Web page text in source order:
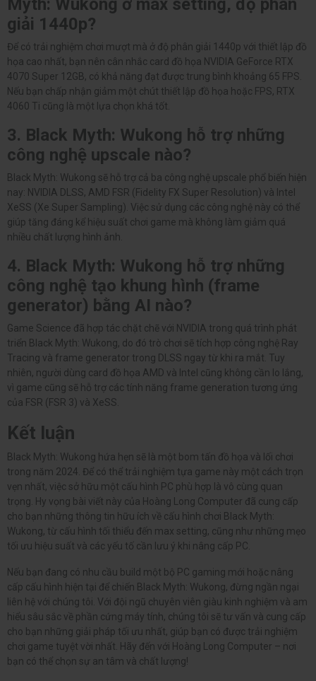
Myth: Wukong ở max setting, độ phân
giải 1440p?
Để có trải nghiệm chơi mượt mà ở độ phân giải 1440p với thiết lập đồ
họa cao nhất, bạn nên cân nhắc card đồ họa NVIDIA GeForce RTX
4070 Super 12GB, có khả năng đạt được trung bình khoảng 65 FPS.
Nếu bạn chấp nhận giảm một chút thiết lập đồ họa hoặc FPS, RTX
4060 Ti cũng là một lựa chọn khá tốt.
3. Black Myth: Wukong hỗ trợ những
công nghệ upscale nào?
Black Myth: Wukong sẽ hỗ trợ cả ba công nghệ upscale phổ biến hiện
nay: NVIDIA DLSS, AMD FSR (Fidelity FX Super Resolution) và Intel
XeSS (Xe Super Sampling). Việc sử dụng các công nghệ này có thể
giúp tăng đáng kể hiệu suất chơi game mà không làm giảm quá
nhiều chất lượng hình ảnh.
4. Black Myth: Wukong hỗ trợ những
công nghệ tạo khung hình (frame
generator) bằng AI nào?
Game Science đã hợp tác chặt chẽ với NVIDIA trong quá trình phát
triển Black Myth: Wukong, do đó trò chơi sẽ tích hợp công nghệ Ray
Tracing và frame generator trong DLSS ngay từ khi ra mắt. Tuy
nhiên, người dùng card đồ họa AMD và Intel cũng không cần lo lắng,
vì game cũng sẽ hỗ trợ các tính năng frame generation tương ứng
của FSR (FSR 3) và XeSS.
Kết luận
Black Myth: Wukong hứa hẹn sẽ là một bom tấn đồ họa và lối chơi
trong năm 2024. Để có thể trải nghiệm tựa game này một cách trọn
vẹn nhất, việc sở hữu một cấu hình PC phù hợp là vô cùng quan
trọng. Hy vọng bài viết này của Hoàng Long Computer đã cung cấp
cho bạn những thông tin hữu ích về cấu hình chơi Black Myth:
Wukong, từ cấu hình tối thiểu đến max setting, cũng như những mẹo
tối ưu hiệu suất và các yếu tố cần lưu ý khi nâng cấp PC.
Nếu bạn đang có nhu cầu build một bộ PC gaming mới hoặc nâng
cấp cấu hình hiện tại để chiến Black Myth: Wukong, đừng ngần ngại
liên hệ với chúng tôi. Với đội ngũ chuyên viên giàu kinh nghiệm và am
hiểu sâu sắc về phần cứng máy tính, chúng tôi sẽ tư vấn và cung cấp
cho bạn những giải pháp tối ưu nhất, giúp bạn có được trải nghiệm
chơi game tuyệt vời nhất. Hãy đến với Hoàng Long Computer – nơi
bạn có thể chọn sự an tâm và chất lượng!